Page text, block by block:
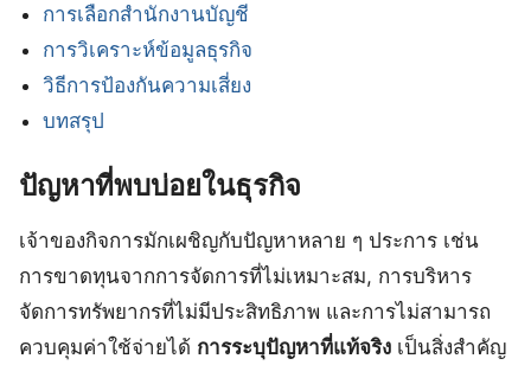
การเลือกสำนักงานบัญชี
การวิเคราะห์ข้อมูลธุรกิจ
วิธีการป้องกันความเสี่ยง
บทสรุป
ปัญหาที่พบบ่อยในธุรกิจ
เจ้าของกิจการมักเผชิญกับปัญหาหลาย ๆ ประการ เช่น
การขาดทุนจากการจัดการที่ไม่เหมาะสม, การบริหาร
จัดการทรัพยากรที่ไม่มีประสิทธิภาพ และการไม่สามารถ
ควบคุมค่าใช้จ่ายได้ การระบุปัญหาที่แท้จริง เป็นสิ่งสำคัญ